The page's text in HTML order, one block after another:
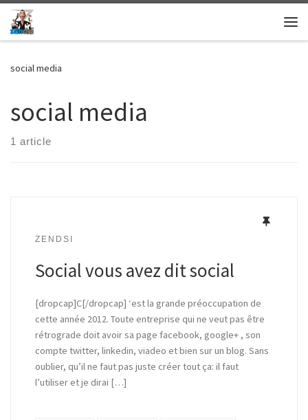
Skip to content
social media
social media
1 article
ZENDSI
Social vous avez dit social
[dropcap]C[/dropcap] ‘est la grande préoccupation de
cette année 2012. Toute entreprise qui ne veut pas être
rétrograde doit avoir sa page facebook, google+ , son
compte twitter, linkedin, viadeo et bien sur un blog. Sans
oublier, qu’il ne faut pas juste créer tout ça: il faut
l’utiliser et je dirai […]